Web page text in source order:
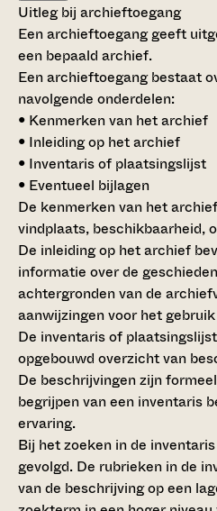
Uitleg bij archieftoegang
Een archieftoegang geeft
een bepaald archief.
Een archieftoegang bestaat
navolgende onderdelen:
• Kenmerken van het archief
• Inleiding op het archief
• Inventaris of plaatsingslijst
• Eventueel bijlagen
De kenmerken van het
vindplaats, beschikbaarheid,
De inleiding op het archief
informatie over de
achtergronden van de
aanwijzingen voor het
De inventaris of
opgebouwd overzicht van
De beschrijvingen zijn
begrijpen van een inventaris
ervaring.
Bij het zoeken in de
gevolgd. De rubrieken in de
van de beschrijving op een